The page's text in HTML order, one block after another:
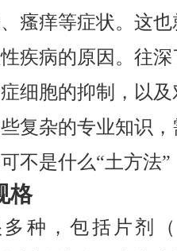
瘙痒等症状。这
疾病的原因。往
细胞的抑制，以
复杂的专业知识
不是什么“土方法”
格
种，包括片剂